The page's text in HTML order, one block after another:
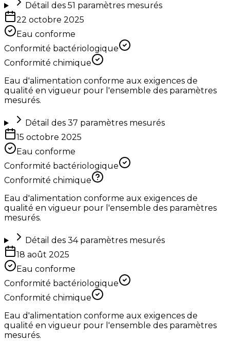
Détail des 51 paramètres mesurés
22 octobre 2025
Eau conforme
Conformité bactériologique
Conformité chimique
Eau d'alimentation conforme aux exigences de
qualité en vigueur pour l'ensemble des paramètres
mesurés.
Détail des 37 paramètres mesurés
15 octobre 2025
Eau conforme
Conformité bactériologique
Conformité chimique
Eau d'alimentation conforme aux exigences de
qualité en vigueur pour l'ensemble des paramètres
mesurés.
Détail des 34paramètres mesurés
18 août 2025
Eau conforme
Conformité bactériologique
Conformité chimique
Eau d'alimentation conforme aux exigences de
qualité en vigueur pour l'ensemble des paramètres
mesurés.